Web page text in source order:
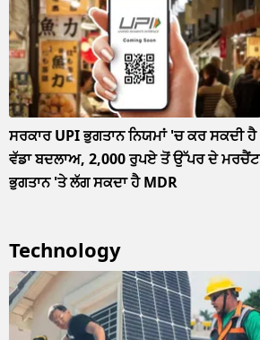
ਸਰਕਾਰ UPI ਭੁਗਤਾਨ ਨਿਯਮਾਂ 'ਚ ਕਰ ਸਕਦੀ ਹੈ
ਵੱਡਾ ਬਦਲਾਅ, 2,000 ਰੁਪਏ ਤੋਂ ਉੱਪਰ ਦੇ ਮਰਚੈਂਟ
ਭੁਗਤਾਨ 'ਤੇ ਲੱਗ ਸਕਦਾ ਹੈ MDR
Technology